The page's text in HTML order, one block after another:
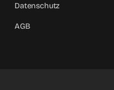
Datenschutz
AGB